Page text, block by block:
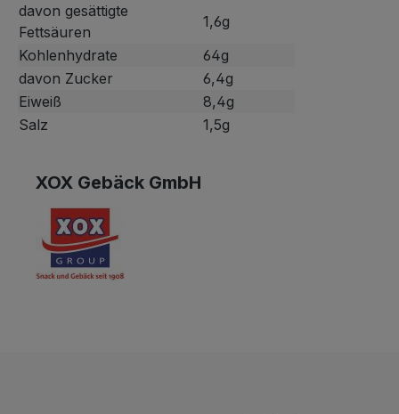
davon gesättigte
Fettsäuren
1,6g
Kohlenhydrate
64g
davon Zucker
6,4g
Eiweiß
8,4g
Salz
1,5g
XOX Gebäck GmbH